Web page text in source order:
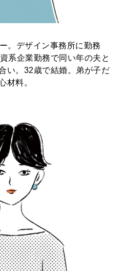
。デザイン事務所に勤務
系企業勤務で同い年の夫と
い。32歳で結婚。弟が子だ
材料。